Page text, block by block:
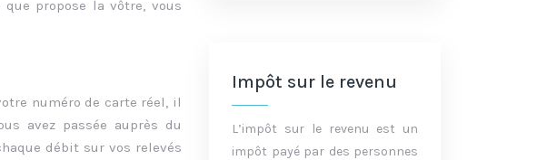
propose la vôtre, vous
numéro de carte réel, il
avez passée auprès du
débit sur vos relevés
Impôt sur le revenu
L’impôt sur le revenu est un
impôt payé par des personnes